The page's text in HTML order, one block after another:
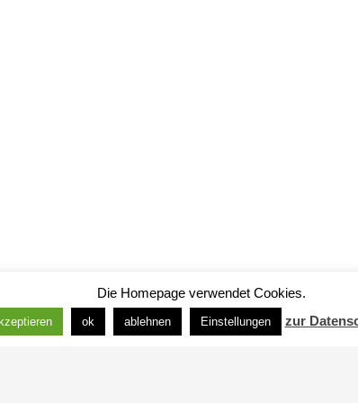
Die Homepage verwendet Cookies.
ok ablehnen Einstellungen zur